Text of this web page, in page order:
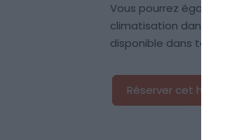
Vous pourrez
climatisation dans les
disponible dans tout
Réserver cet hôtel